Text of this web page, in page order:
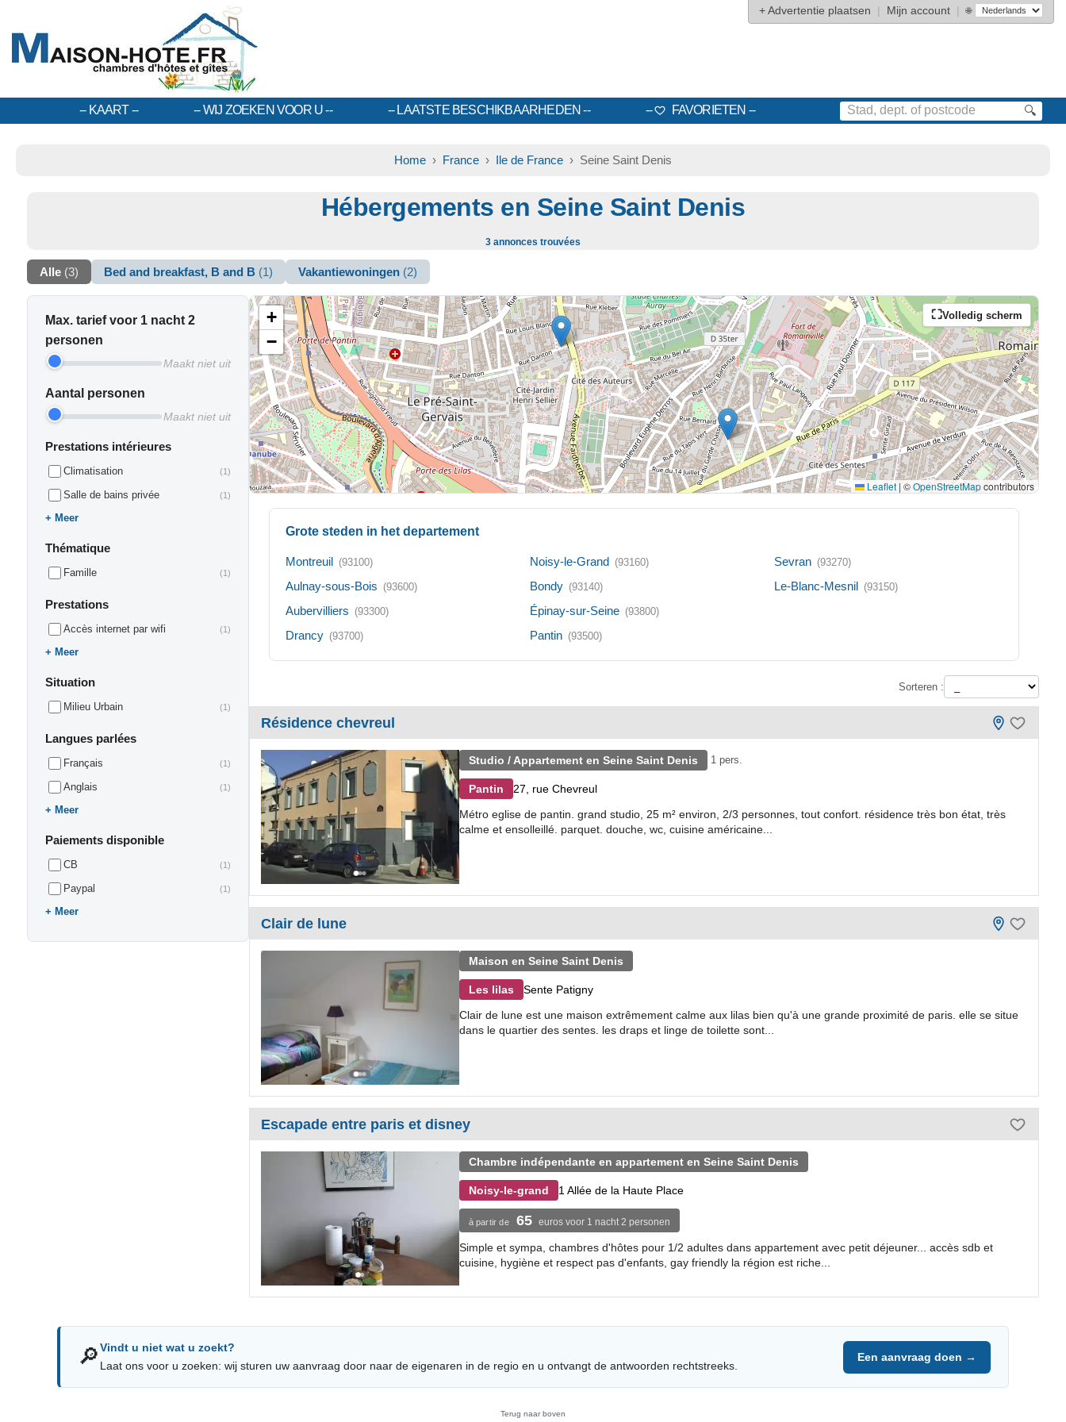
+Advertentie plaatsen | Mijn account | 🌐
KAART WIJ ZOEKEN VOOR U LAATSTE BESCHIKBAARHEDEN FAVORIETEN 🔍
Home› France› Ile de France› Seine Saint Denis
Hébergements en Seine Saint Denis
3 annonces trouvées
Alle (3) Bed and breakfast, B and B (1) Vakantiewoningen (2)
Max. tarief voor 1 nacht 2
personen
Maakt niet uit
Aantal personen
Maakt niet uit
Prestations intérieures
Climatisation (1)
Salle de bains privée (1)
Meer
Thématique
Famille (1)
Prestations
Accès internet par wifi (1)
Meer
Situation
Milieu Urbain (1)
Langues parlées
Français (1)
Anglais (1)
Meer
Paiements disponible
CB (1)
Paypal (1)
Meer
Volledig scherm
+
−
Leaflet | ©OpenStreetMapcontributors
Grote steden in het departement
Montreuil (93100)
Aulnay-sous-Bois (93600)
Aubervilliers (93300)
Drancy (93700)
Noisy-le-Grand (93160)
Bondy (93140)
Épinay-sur-Seine (93800)
Pantin (93500)
Sevran (93270)
Le-Blanc-Mesnil (93150)
Sorteren :
Résidence chevreul
Studio / Appartement en Seine Saint Denis 1 pers.
Pantin 27, rue Chevreul
Métro eglise de pantin. grand studio, 25 m² environ, 2/3 personnes, tout confort. résidence très bon état, très
calme et ensolleillé. parquet. douche, wc, cuisine américaine...
Clair de lune
Maison en Seine Saint Denis
Les lilas Sente Patigny
Clair de lune est une maison extrêmement calme aux lilas bien qu'à une grande proximité de paris. elle se situe
dans le quartier des sentes. les draps et linge de toilette sont...
Escapade entre paris et disney
Chambre indépendante en appartement en Seine Saint Denis
Noisy-le-grand 1 Allée de la Haute Place
à partir de 65 euros voor 1 nacht 2 personen
Simple et sympa, chambres d'hôtes pour 1/2 adultes dans appartement avec petit déjeuner... accès sdb et
cuisine, hygiène et respect pas d'enfants, gay friendly la région est riche...
🔎Vindt u niet wat u zoekt?
Laat ons voor u zoeken: wij sturen uw aanvraag door naar de eigenaren in de regio en u ontvangt de antwoorden rechtstreeks.
Een aanvraag doen →
Terug naar boven